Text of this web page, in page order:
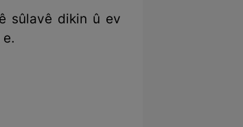
sûlavê dikin û ev